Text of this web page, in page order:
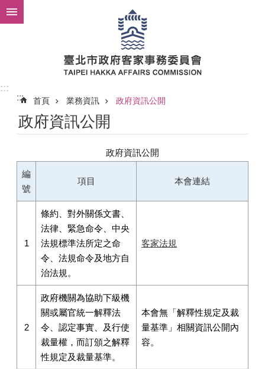
跳到主要內容區塊
:::
:::
首頁 業務資訊 政府資訊公開
政府資訊公開
編
號
項目 本會連結
政府資訊公開
1
條約、對外關係文書、
法律、緊急命令、中央
法規標準法所定之命
令、法規命令及地方自
治法規。
客家法規
2
政府機關為協助下級機
關或屬官統一解釋法
令、認定事實、及行使
裁量權，而訂頒之解釋
性規定及裁量基準。
本會無「解釋性規定及裁
量基準」相關資訊公開內
容。